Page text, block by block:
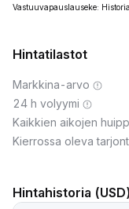
Vastuuvapauslauseke:
Hintatilastot
Markkina-arvo
24 h volyymi
Kaikkien aikojen
Kierrossa oleva
Hintahistoria (USD)